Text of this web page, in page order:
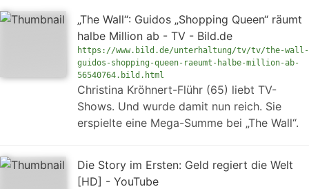
„The Wall“: Guidos „Shopping Queen“ räumt
halbe Million ab - TV - Bild.de
https://www.bild.de/unterhaltung/tv/tv/the-wall-
guidos-shopping-queen-raeumt-halbe-million-ab-
56540764.bild.html
Christina Kröhnert-Flühr (65) liebt TV-
Shows. Und wurde damit nun reich. Sie
erspielte eine Mega-Summe bei „The Wall“.
Die Story im Ersten: Geld regiert die Welt
[HD] - YouTube